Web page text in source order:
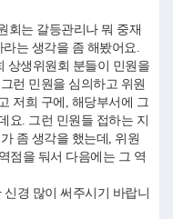
회는 갈등관리나 뭐 중재
는 생각을 좀 해봤어요.
상생위원회 분들이 민원을
런 민원을 심의하고 위원
저희 구에, 해당부서에 그
요. 그런 민원들 접하는 지
좀 생각을 했는데, 위원
점을 둬서 다음에는 그 역
경 많이 써주시기 바랍니